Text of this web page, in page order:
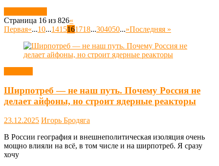
Страница 16 из 826«
Первая«...10...1415161718...304050...»Последняя »
Ширпотреб — не наш путь. Почему Россия не
делает айфоны, но строит ядерные реакторы
23.12.2025 Игорь Бродяга
В России география и внешнеполитическая изоляция очень
мощно влияли на всё, в том числе и на ширпотреб. Я сразу
хочу